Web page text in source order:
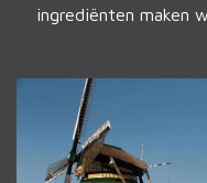
ingrediënten maken